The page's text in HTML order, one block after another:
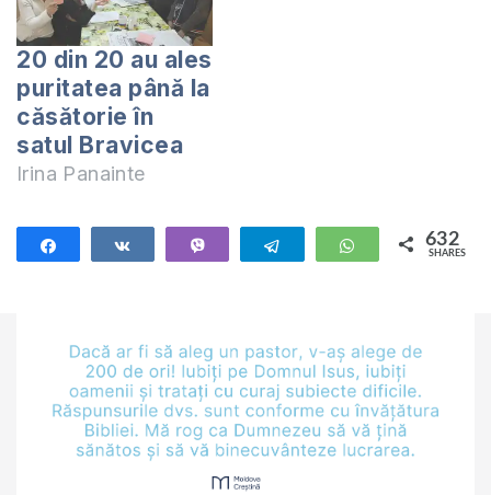
20 din 20 au ales
puritatea până la
căsătorie în
satul Bravicea
Irina Panainte
Telegram WhatsApp
632
SHARES